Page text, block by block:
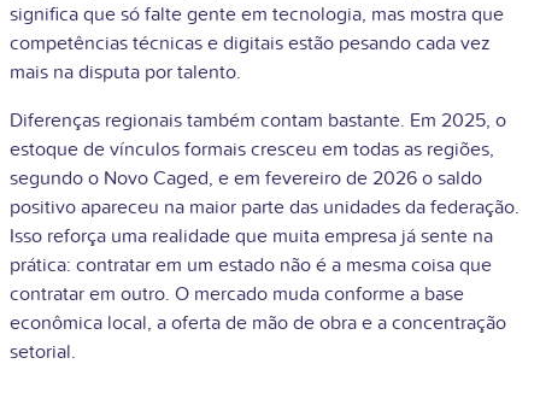
significa que só falte gente em tecnologia, mas mostra que
competências técnicas e digitais estão pesando cada vez
mais na disputa por talento.
Diferenças regionais também contam bastante. Em 2025, o
estoque de vínculos formais cresceu em todas as regiões,
segundo o Novo Caged, e em fevereiro de 2026 o saldo
positivo apareceu na maior parte das unidades da federação.
Isso reforça uma realidade que muita empresa já sente na
prática: contratar em um estado não é a mesma coisa que
contratar em outro. O mercado muda conforme a base
econômica local, a oferta de mão de obra e a concentração
setorial.